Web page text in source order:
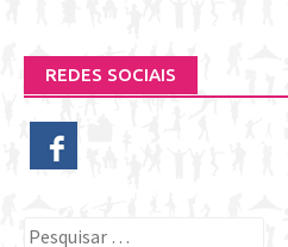
REDES SOCIAIS
Pesquisar